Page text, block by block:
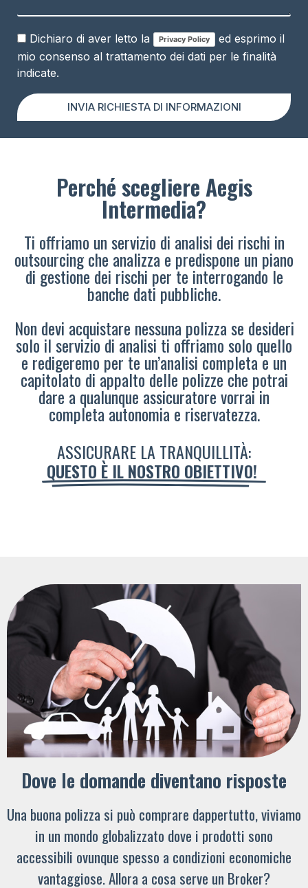
Dichiaro di aver letto la Privacy Policy
ed esprimo il
mio consenso al trattamento dei dati per le finalità
indicate.
INVIA RICHIESTA DI INFORMAZIONI
Perché scegliere Aegis
Intermedia?
Ti offriamo un servizio di analisi dei rischi in
outsourcing che analizza e predispone un piano
di gestione dei rischi per te interrogando le
banche dati pubbliche.
Non devi acquistare nessuna polizza se desideri
solo il servizio di analisi ti offriamo solo quello
e redigeremo per te un’analisi completa e un
capitolato di appalto delle polizze che potrai
dare a qualunque assicuratore vorrai in
completa autonomia e riservatezza.
ASSICURARE LA TRANQUILLITÀ:
QUESTO È IL NOSTRO OBIETTIVO!
Dove le domande diventano risposte
Una buona polizza si può comprare dappertutto, viviamo
in un mondo globalizzato dove i prodotti sono
accessibili ovunque spesso a condizioni economiche
vantaggiose. Allora a cosa serve un Broker?